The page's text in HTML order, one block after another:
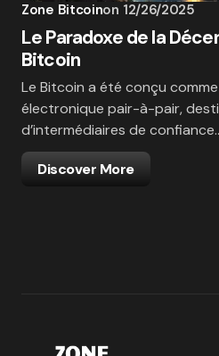
Zone Bitcoinon 12/26/2025
Le Paradoxe de la
Bitcoin
Le Bitcoin a été conçu
électronique pair-à-pair,
d’intermédiaires de
Discover More